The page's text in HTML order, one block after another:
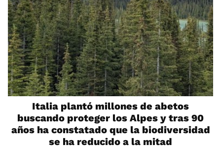
Italia plantó millones de abetos
buscando proteger los Alpes y tras 90
años ha constatado que la biodiversidad
se ha reducido a la mitad